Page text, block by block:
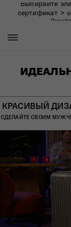
Выбирайте
сертификат >
КРАСИВЫЙ
СДЕЛАЙТЕ СВОИМ